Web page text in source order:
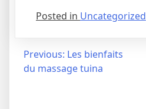
Posted in Uncategorized
Previous: Les bienfaits
du massage tuina